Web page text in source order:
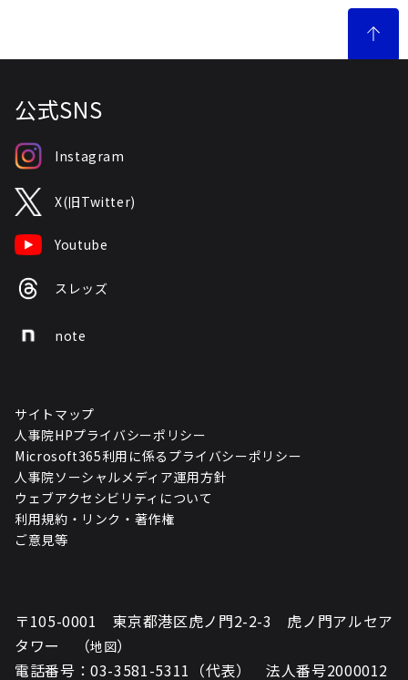
公式SNS
Instagram
X(旧Twitter)
Youtube
スレッズ
note
サイトマップ
人事院HPプライバシーポリシー
Microsoft365利用に係るプライバシーポリシー
人事院ソーシャルメディア運用方針
ウェブアクセシビリティについて
利用規約・リンク・著作権
ご意見等
〒105-0001 東京都港区虎ノ門2-2-3 虎ノ門アルセア
タワー （地図）
電話番号：03-3581-5311（代表） 法人番号2000012